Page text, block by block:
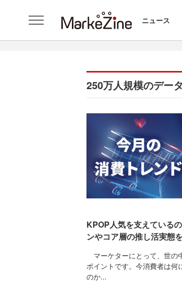
ニュース
250万人規模のデー
KPOP人気を支えている
ンやコア層の推し活実態
マーケターにとって、世の
ポイントです。今消費者は何
のか...